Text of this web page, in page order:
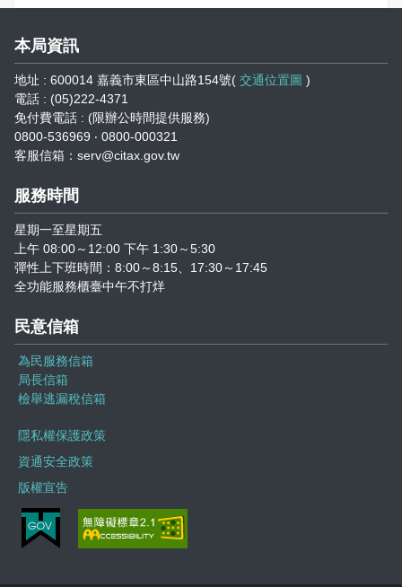
常見違章案例
災害減免專區
民法調降成年年齡專區
延、分期繳稅專區
本局資訊
地址 : 600014 嘉義市東區中山路154號( 交通位置圖 )
電話 : (05)222-4371
免付費電話 : (限辦公時間提供服務)
0800-536969 ‧ 0800-000321
客服信箱：serv@citax.gov.tw
服務時間
星期一至星期五
上午 08:00～12:00 下午 1:30～5:30
彈性上下班時間：8:00～8:15、17:30～17:45
全功能服務櫃臺中午不打烊
民意信箱
為民服務信箱
局長信箱
檢舉逃漏稅信箱
隱私權保護政策
資通安全政策
版權宣告